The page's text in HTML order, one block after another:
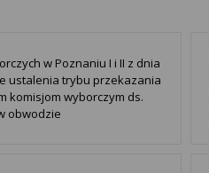
w Poznaniu I i II z dnia
ustalenia trybu przekazania
komisjom wyborczym ds.
obwodzie